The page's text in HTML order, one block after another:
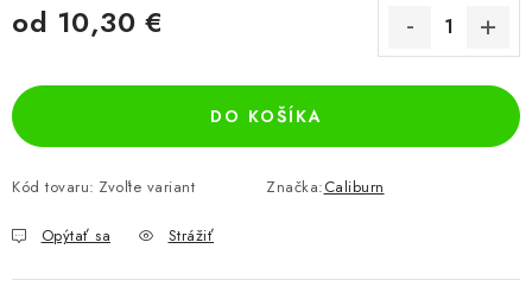
od 10,30 €
DO KOŠÍKA
Kód tovaru: Zvoľte variant Značka:Caliburn
Opýtať sa Strážiť